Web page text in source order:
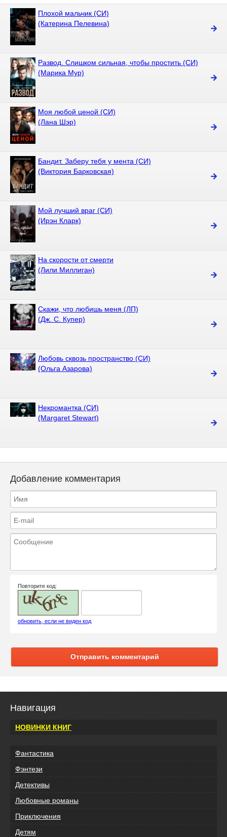
Плохой мальчик (СИ)
(Катерина Пелевина)
Развод. Слишком сильная, чтобы простить (СИ)
(Марика Мур)
Моя любой ценой (СИ)
(Лана Шэр)
Бандит. Заберу тебя у мента (СИ)
(Виктория Барковская)
Мой лучший враг (СИ)
(Ирэн Кларк)
На скорости от смерти
(Лили Миллиган)
Скажи, что любишь меня (ЛП)
(Дж. С. Купер)
Любовь сквозь пространство (СИ)
(Ольга Азарова)
Некромантка (СИ)
(Margaret Stewart)
Добавление комментария
Повторите код:
обновить, если не виден код
Отправить комментарий
Навигация
НОВИНКИ КНИГ
Фантастика
Фэнтези
Детективы
Любовные романы
Приключения
Детям